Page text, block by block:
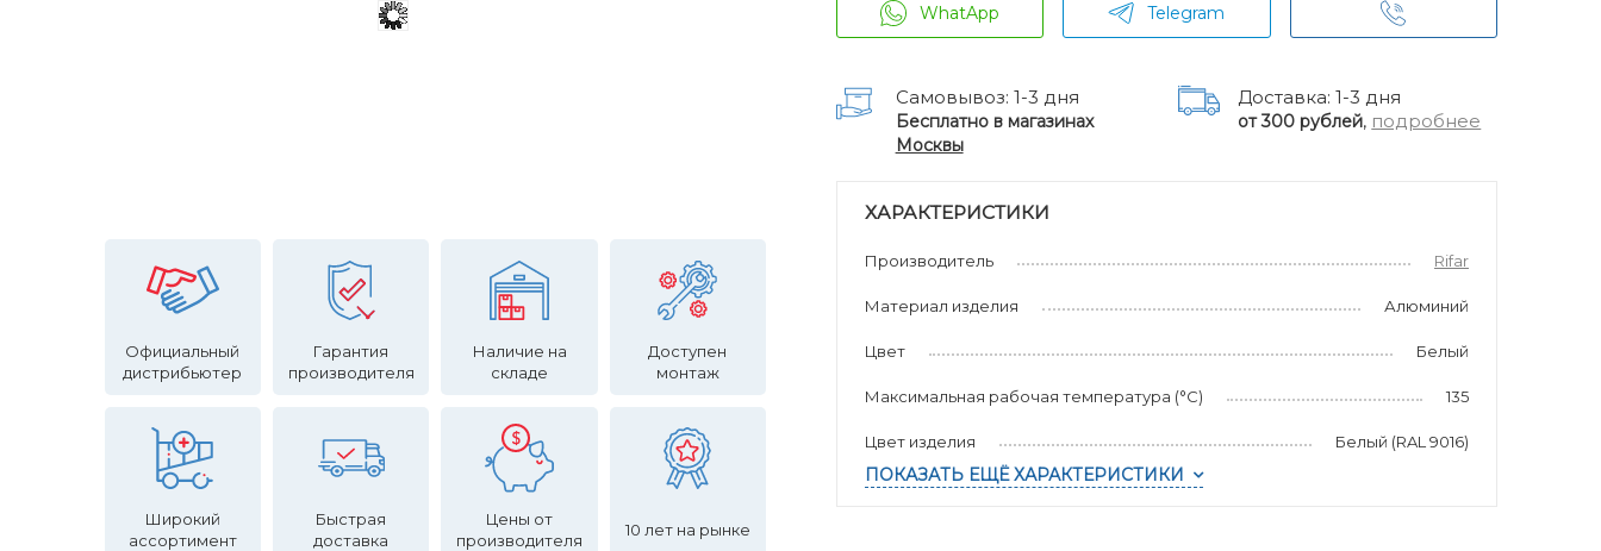
Официальный
дистрибьютер
Гарантия
производителя
Наличие на
складе
Доступен
монтаж
Широкий
ассортимент
Быстрая
доставка
Цены от
производителя
10 лет на рынке
WhatApp Telegram
Самовывоз: 1-3 дня
Бесплатно в магазинах
Москвы
Доставка: 1-3 дня
от 300 рублей, подробнее
ХАРАКТЕРИСТИКИ
Производитель Rifar
Материал изделия Алюминий
Цвет Белый
Максимальная рабочая температура (°С) 135
Цвет изделия Белый (RAL 9016)
ПОКАЗАТЬ ЕЩЁ ХАРАКТЕРИСТИКИ